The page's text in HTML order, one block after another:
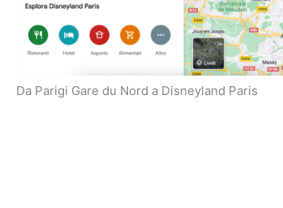
Da Parigi Gare du Nord a Disneyland Paris